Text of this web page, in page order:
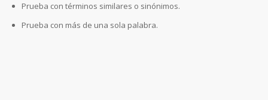
Prueba con términos similares o sinónimos.
Prueba con más de una sola palabra.